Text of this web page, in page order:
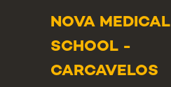
NOVA MEDICAL
SCHOOL -
CARCAVELOS